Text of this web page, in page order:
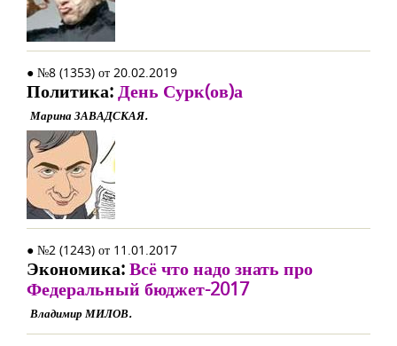
● №8 (1353) от 20.02.2019
Политика:День Сурк(ов)а
Марина ЗАВАДСКАЯ.
● №2 (1243) от 11.01.2017
Экономика:Всё что надо знать про
Федеральный бюджет-2017
Владимир МИЛОВ.